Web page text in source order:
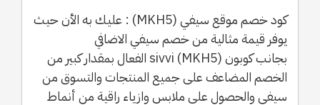
كود خصم موقع سيفي (MKH5) : عليك به الأن حيث
يوفر قيمة مثالية من خصم سيفي الاضافي
بجانب كوبون sivvi (MKH5) الفعال بمقدار كبير من
الخصم المضاعف على جميع المنتجات والتسوق من
سيفي والحصول على ملابس وازياء راقية من أنماط